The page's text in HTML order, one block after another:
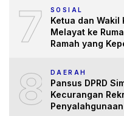
7 SOSIAL
Ketua dan Wakil
Melayat ke
Ramah yang
8 DAERAH
Pansus DPRD
Kecurangan